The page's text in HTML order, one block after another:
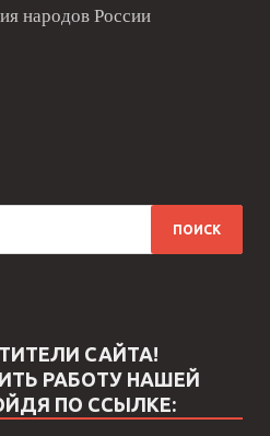
народов России
САЙТА!
РАБОТУ НАШЕЙ
ПО ССЫЛКЕ: